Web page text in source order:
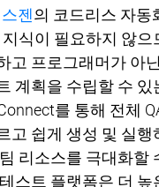
젠의 코드리스 자동
식이 필요하지 않으
고 프로그래머가 아
계획을 수립할 수 있
를 통해 전체
고 쉽게 생성 및 실
리소스를 극대화할
스트 플랫폼은 더 높